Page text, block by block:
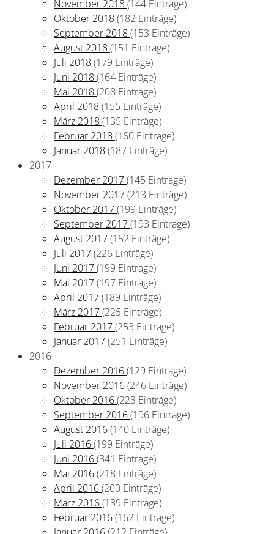
November 2018(144 Einträge)
Oktober 2018(182 Einträge)
September 2018(153 Einträge)
August 2018(151 Einträge)
Juli 2018(179 Einträge)
Juni 2018(164 Einträge)
Mai 2018(208 Einträge)
April 2018(155 Einträge)
März 2018(135 Einträge)
Februar 2018(160 Einträge)
Januar 2018(187 Einträge)
2017
Dezember 2017(145 Einträge)
November 2017(213 Einträge)
Oktober 2017(199 Einträge)
September 2017(193 Einträge)
August 2017(152 Einträge)
Juli 2017(226 Einträge)
Juni 2017(199 Einträge)
Mai 2017(197 Einträge)
April 2017(189 Einträge)
März 2017(225 Einträge)
Februar 2017(253 Einträge)
Januar 2017(251 Einträge)
2016
Dezember 2016(129 Einträge)
November 2016(246 Einträge)
Oktober 2016(223 Einträge)
September 2016(196 Einträge)
August 2016(140 Einträge)
Juli 2016(199 Einträge)
Juni 2016(341 Einträge)
Mai 2016(218 Einträge)
April 2016(200 Einträge)
März 2016(139 Einträge)
Februar 2016(162 Einträge)